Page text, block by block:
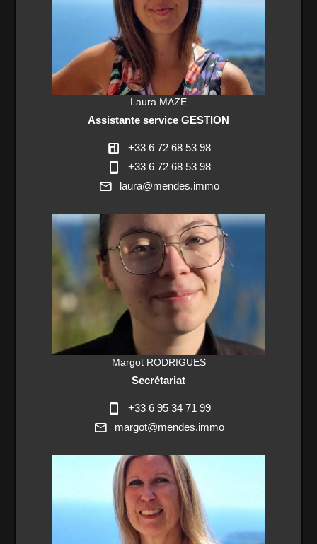
Laura MAZE
Assistante service GESTION
+33 6 72 68 53 98
+33 6 72 68 53 98
laura@mendes.immo
Margot RODRIGUES
Secrétariat
+33 6 95 34 71 99
margot@mendes.immo